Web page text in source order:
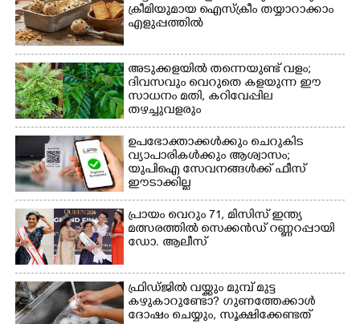
ക്രീമിയുമായ ഐസ്ക്രീം തയ്യാറാക്കാം
എളുപ്പത്തിൽ
അടുക്കളയിൽ തന്നെയുണ്ട് വളം;
ദിവസവും വെറുതെ കളയുന്ന ഈ
സാധനം മതി, കറിവേപ്പില
തഴച്ചുവളരും
ഉപഭോക്താക്കൾക്കും ചെറുകിട
വ്യാപാരികൾക്കും ആശ്വാസം;
യുപിഐ സേവനങ്ങൾക്ക് ഫീസ്
ഈടാക്കില്ല
പ്രായം വെറും 71, മിസിസ് ഇന്ത്യ
മത്സരത്തിൽ സെക്കൻഡ് റണ്ണറപ്പായി
ഡോ. ആലീസ്
ഫ്രിഡ്ജിൽ വയ്ക്കും മുമ്പ് മുട്ട
കഴുകാറുണ്ടോ? ഗുണത്തേക്കാൾ
ദോഷം ചെയ്യും,​ സൂക്ഷിക്കേണ്ടത്
Share this link
Copy Link